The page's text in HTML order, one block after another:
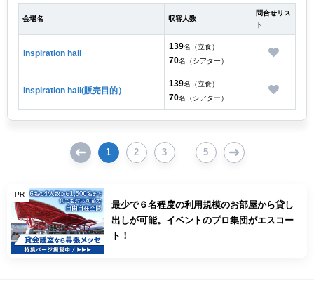
会場名 収容人数
問合せリス
ト
Inspiration hall
139名（立食）
70名（シアター）
Inspiration hall(販売目的）
139名（立食）
70名（シアター）
1 2 3 ... 5
PR
最少で６名程度の利用規模のお部屋から貸し
出しが可能。イベントのプロ集団がエスコー
ト！